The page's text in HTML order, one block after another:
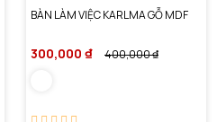
BÀN LÀM VIỆC KARLMA GỖ MDF
300,000 ₫ 400,000 ₫